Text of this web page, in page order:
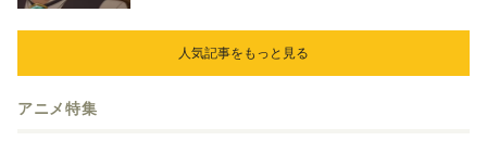
人気記事をもっと見る
アニメ特集